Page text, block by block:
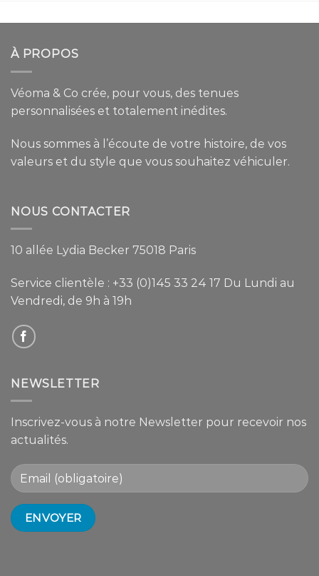
À PROPOS
Véoma & Co crée, pour vous, des tenues
personnalisées et totalement inédites.
Nous sommes à l’écoute de votre histoire, de vos
valeurs et du style que vous souhaitez véhiculer.
NOUS CONTACTER
10 allée Lydia Becker 75018 Paris
Service clientèle : +33 (0)145 33 24 17 Du Lundi au
Vendredi, de 9h à 19h
NEWSLETTER
Inscrivez-vous à notre Newsletter pour recevoir nos
actualités.